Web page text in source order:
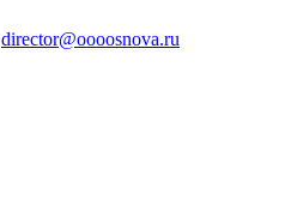
director@oooosnova.ru